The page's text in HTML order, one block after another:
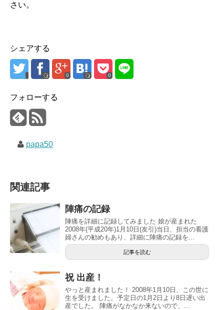
さい。
シェアする
0 0
フォローする
papa50
関連記事
陣痛の記録
陣痛を詳細に記録してみました 娘が産まれた
2008年(平成20年)1月10日(友引)当日、担当の看護
婦さんの勧めもあり、詳細に陣痛の記録を...
記事を読む
祝 出産！
やっと産まれました！ 2008年1月10日、この世に
生を受けました。予定日の1月2日より8日遅い出
産でした。 陣痛がなかなか来ないので、...